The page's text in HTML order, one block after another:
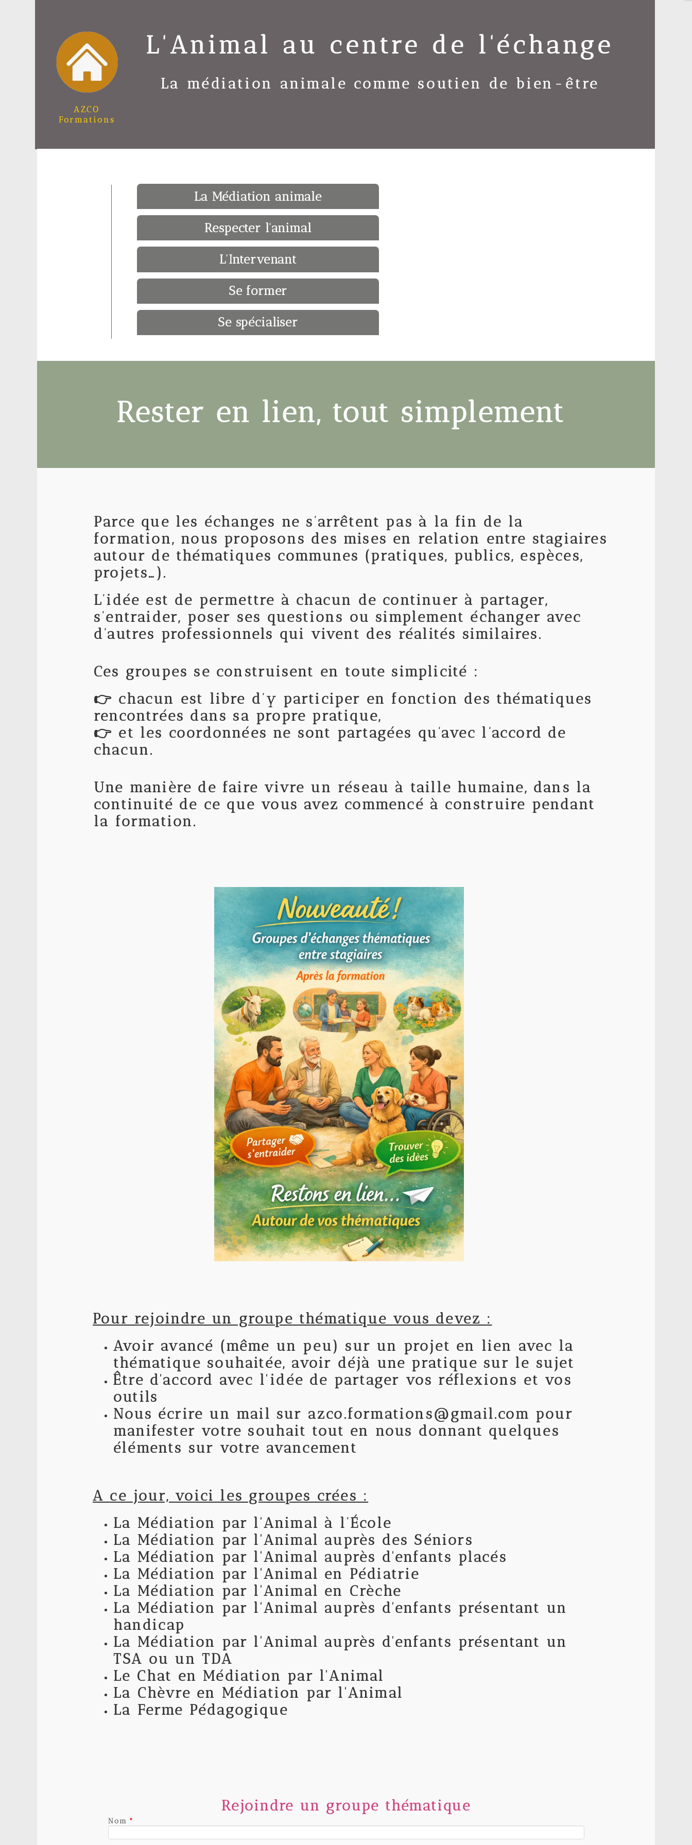
L'Animal au centre de l'échange
La médiation animale comme soutien de bien-être
La Médiation animale
Respecter l'animal
L'Intervenant
Se former
Se spécialiser
AZCO
Formations
Rester en lien, tout simplement
Parce que les échanges ne s’arrêtent pas à la fin de la
formation, nous proposons des mises en relation entre stagiaires
autour de thématiques communes (pratiques, publics, espèces,
projets…).
L’idée est de permettre à chacun de continuer à partager,
s’entraider, poser ses questions ou simplement échanger avec
d’autres professionnels qui vivent des réalités similaires.
Ces groupes se construisent en toute simplicité :
👉 chacun est libre d’y participer en fonction des thématiques
rencontrées dans sa propre pratique,
👉 et les coordonnées ne sont partagées qu’avec l’accord de
chacun.
Une manière de faire vivre un réseau à taille humaine, dans la
continuité de ce que vous avez commencé à construire pendant
la formation.
Pour rejoindre un groupe thématique vous devez :
Avoir avancé (même un peu) sur un projet en lien avec la
thématique souhaitée, avoir déjà une pratique sur le sujet
Être d'accord avec l'idée de partager vos réflexions et vos
outils
Nous écrire un mail sur azco.formations@gmail.com pour
manifester votre souhait tout en nous donnant quelques
éléments sur votre avancement
A ce jour, voici les groupes crées :
La Médiation par l'Animal à l’École
La Médiation par l'Animal auprès des Séniors
La Médiation par l'Animal auprès d'enfants placés
La Médiation par l'Animal en Pédiatrie
La Médiation par l'Animal en Crèche
La Médiation par l'Animal auprès d'enfants présentant un
handicap
La Médiation par l'Animal auprès d'enfants présentant un
TSA ou un TDA
Le Chat en Médiation par l'Animal
La Chèvre en Médiation par l'Animal
La Ferme Pédagogique
Rejoindre un groupe thématique
Nom *